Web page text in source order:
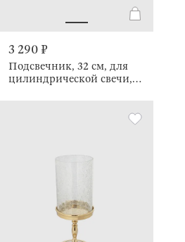
3 290 ₽
Подсвечник, 32 см, для
цилиндрической свечи,